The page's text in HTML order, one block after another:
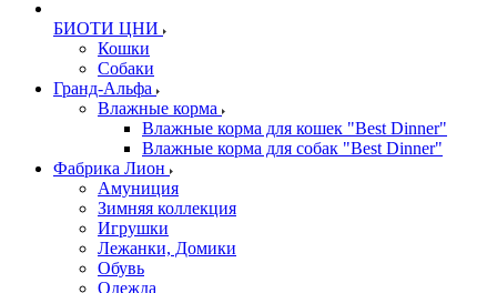
БИОТИ ЦНИ
Кошки
Собаки
Гранд-Альфа
Влажные корма
Влажные корма для кошек "Best Dinner"
Влажные корма для собак "Best Dinner"
Фабрика Лион
Амуниция
Зимняя коллекция
Игрушки
Лежанки, Домики
Обувь
Одежда